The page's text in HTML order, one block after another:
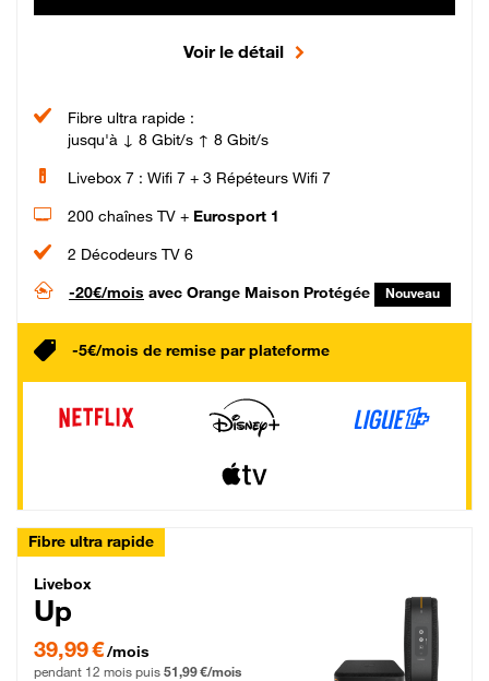
Voir le détail
Fibre ultra rapide :
jusqu'à ↓ 8 Gbit/s ↑ 8 Gbit/s
Livebox 7 : Wifi 7 + 3 Répéteurs Wifi 7
200 chaînes TV + Eurosport 1
2 Décodeurs TV 6
-20€/mois avec Orange Maison Protégée Nouveau
-5€/mois de remise par plateforme
Fibre ultra rapide
Livebox Up Fibre
Livebox
Up
39,99 € par mois pendant 12 mois puis 51,99 € par mois, Engagement 12 mois
39,99 €/mois
pendant 12 mois puis 51,99 €/mois